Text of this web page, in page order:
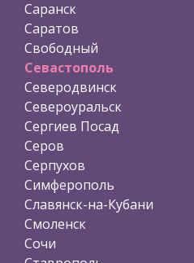
Саранск
Саратов
Свободный
Севастополь
Северодвинск
Североуральск
Сергиев Посад
Серов
Серпухов
Симферополь
Славянск-на-Кубани
Смоленск
Сочи